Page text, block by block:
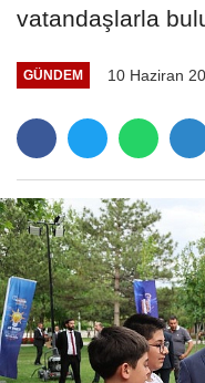
vatandaşlarla
GÜNDEM 10 Haziran